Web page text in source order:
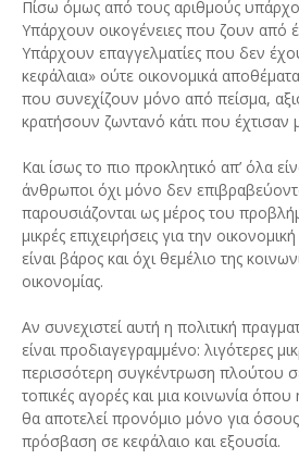
Πίσω όμως από τους αριθμούς
Υπάρχουν οικογένειες που ζουν από
Υπάρχουν επαγγελματίες που δεν
κεφάλαια» ούτε οικονομικά
που συνεχίζουν μόνο από πείσμα,
κρατήσουν ζωντανό κάτι που
Και ίσως το πιο προκλητικό απ’ όλα
άνθρωποι όχι μόνο δεν
παρουσιάζονται ως μέρος του
μικρές επιχειρήσεις για την
είναι βάρος και όχι θεμέλιο της
οικονομίας.
Αν συνεχιστεί αυτή η πολιτική
είναι προδιαγεγραμμένο: λιγότερες
περισσότερη συγκέντρωση πλούτου
τοπικές αγορές και μια κοινωνία
θα αποτελεί προνόμιο μόνο για
πρόσβαση σε κεφάλαιο και εξουσία.